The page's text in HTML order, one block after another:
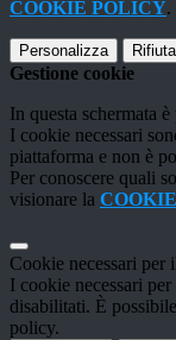
COOKIE POLICY.
Personalizza
Gestione cookie
In questa schermata
I cookie necessari
piattaforma e non è
Per conoscere quali
visionare la
Cookie necessari per
I cookie necessari
disabilitati. È
policy.